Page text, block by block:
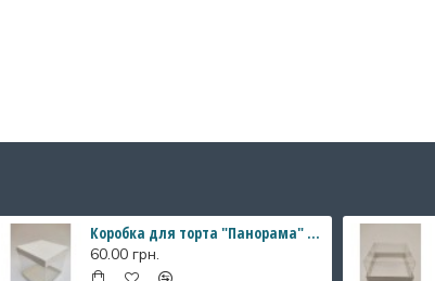
Коробка для торта "Панорама" з прозорими стінками, 196*196*200 мм
60.00 грн.